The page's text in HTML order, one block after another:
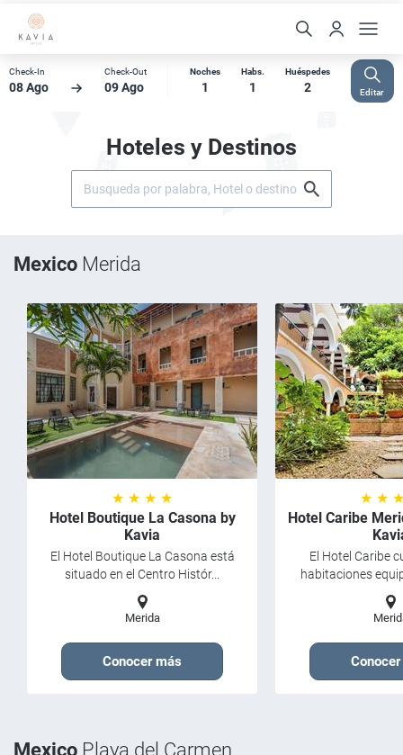
Check-In
08 Ago
Check-Out
09 Ago
Noches
1
Habs.
1
Huéspedes
2 Editar
Hoteles y Destinos
Mexico Merida
★ ★ ★ ★
Hotel Boutique La Casona by
Kavia
El Hotel Boutique La Casona está
situado en el Centro Histór...
Merida
Conocer más
★ ★
Hotel Caribe
El Hotel Caribe
habitaciones
Mexico Playa del Carmen